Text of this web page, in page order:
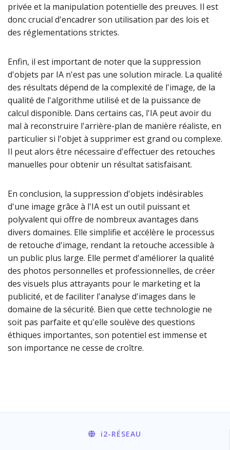
privée et la manipulation potentielle des preuves. Il est
donc crucial d'encadrer son utilisation par des lois et
des réglementations strictes.
Enfin, il est important de noter que la suppression
d'objets par IA n'est pas une solution miracle. La qualité
des résultats dépend de la complexité de l'image, de la
qualité de l'algorithme utilisé et de la puissance de
calcul disponible. Dans certains cas, l'IA peut avoir du
mal à reconstruire l'arrière-plan de manière réaliste, en
particulier si l'objet à supprimer est grand ou complexe.
Il peut alors être nécessaire d'effectuer des retouches
manuelles pour obtenir un résultat satisfaisant.
En conclusion, la suppression d'objets indésirables
d'une image grâce à l'IA est un outil puissant et
polyvalent qui offre de nombreux avantages dans
divers domaines. Elle simplifie et accélère le processus
de retouche d'image, rendant la retouche accessible à
un public plus large. Elle permet d'améliorer la qualité
des photos personnelles et professionnelles, de créer
des visuels plus attrayants pour le marketing et la
publicité, et de faciliter l'analyse d'images dans le
domaine de la sécurité. Bien que cette technologie ne
soit pas parfaite et qu'elle soulève des questions
éthiques importantes, son potentiel est immense et
son importance ne cesse de croître.
i2-RÉSEAU